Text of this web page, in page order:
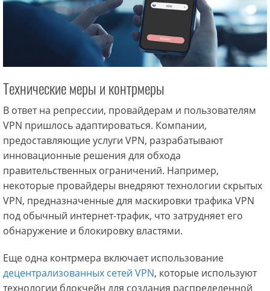
Технические меры и контрмеры
В ответ на репрессии, провайдерам и пользователям
VPN пришлось адаптироваться. Компании,
предоставляющие услуги VPN, разрабатывают
инновационные решения для обхода
правительственных ограничений. Например,
некоторые провайдеры внедряют технологии скрытых
VPN, предназначенные для маскировки трафика VPN
под обычный интернет-трафик, что затрудняет его
обнаружение и блокировку властями.
Еще одна контрмера включает использование
децентрализованных сетей VPN, которые используют
технологии блокчейн для создания распределенной